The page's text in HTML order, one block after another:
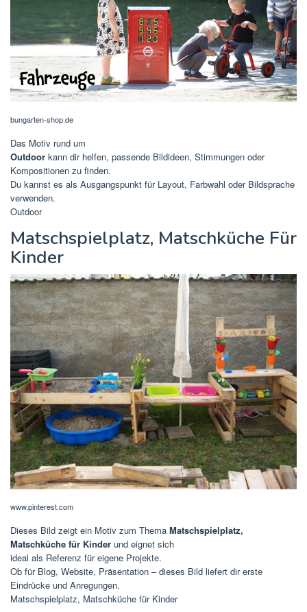
bungarten-shop.de
Das Motiv rund um
Outdoor kann dir helfen, passende Bildideen, Stimmungen oder
Kompositionen zu finden.
Du kannst es als Ausgangspunkt für Layout, Farbwahl oder Bildsprache
verwenden.
Outdoor
Matschspielplatz, Matschküche Für
Kinder
www.pinterest.com
Dieses Bild zeigt ein Motiv zum Thema Matschspielplatz,
Matschküche für Kinder und eignet sich
ideal als Referenz für eigene Projekte.
Ob für Blog, Website, Präsentation – dieses Bild liefert dir erste
Eindrücke und Anregungen.
Matschspielplatz, Matschküche für Kinder